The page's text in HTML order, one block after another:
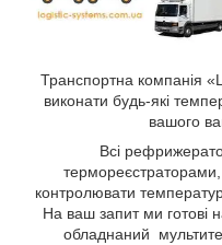
Транспортна компанія
виконати будь-які
вашого
Всі
контролювати
На ваш запит ми готові
обладнаний